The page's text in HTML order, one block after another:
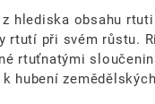
hlediska obsahu
rtutí při svém růstu.
rtuťnatými
hubení